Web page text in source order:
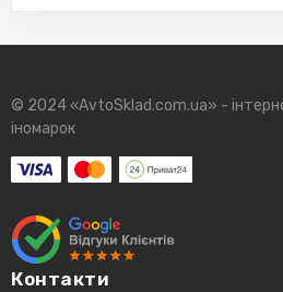
© 2024 «AvtoSklad.com.ua» -
іномарок
Контакти